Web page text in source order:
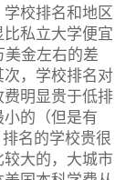
校排名和地区
私立大学便宜
金左右的差
，学校排名对
明显贵于低排
的（但是有
名的学校贵很
大的，大城市